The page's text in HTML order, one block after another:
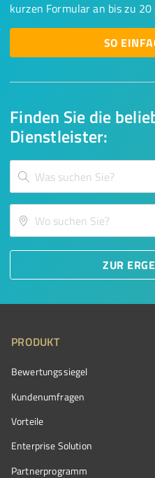
Finden Sie die
Dienstleister:
ZUR
kurzen Formular an bis zu
SO
PRODUKT
Bewertungssiegel
Kundenumfragen
Vorteile
Enterprise Solution
Partnerprogramm